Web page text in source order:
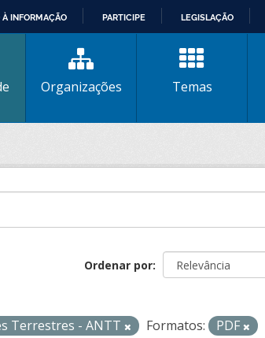
À INFORMAÇÃO PARTICIPE LEGISLAÇÃO
Organizações Temas
Ordenar por
Terrestres - ANTT Formatos: PDF